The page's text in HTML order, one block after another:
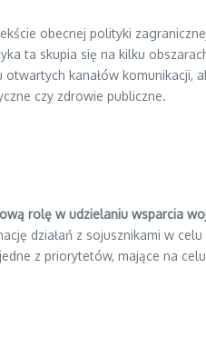
obecnej polityki
ta skupia się na kilku
kanałów komunikacji,
czy zdrowie publiczne.
rolę w udzielaniu wsparcia
działań z sojusznikami w
z priorytetów, mające na